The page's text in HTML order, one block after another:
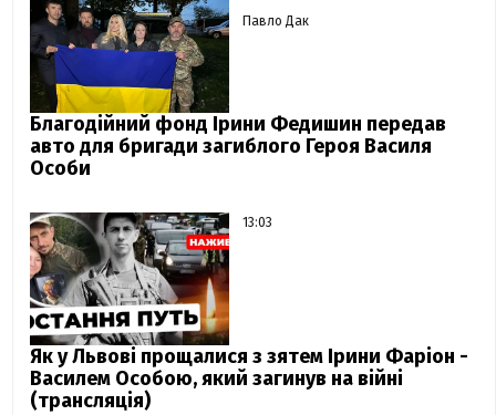
Павло Дак
Благодійний фонд Ірини Федишин передав
авто для бригади загиблого Героя Василя
Особи
13:03
Як у Львові прощалися з зятем Ірини Фаріон -
Василем Особою, який загинув на війні
(трансляція)